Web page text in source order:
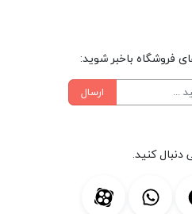
فروشگاه باخبر شوید:
ارسال
دنبال کنید.